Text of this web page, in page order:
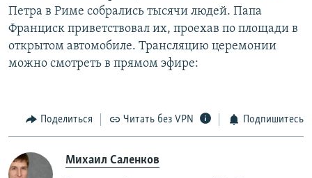
СИБИРЬ.РЕАЛИИ
РАСПИСАНИЕ ВЕЩАНИЯ
ПОДПИШИТЕСЬ НА РАССЫЛКУ
Петра в Риме собрались тысячи людей. Папа
Франциск приветствовал их, проехав по площади в
открытом автомобиле. Трансляцию церемонии
можно смотреть в прямом эфире:
Поделиться Читать без VPN Подпишитесь
Михаил Саленков